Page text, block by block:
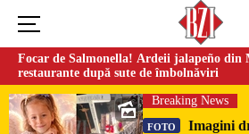
Focar de Salmonella! Ardeii jalapeño din
restaurante după sute de îmbolnăviri
Breaking News
FOTO
Imagini